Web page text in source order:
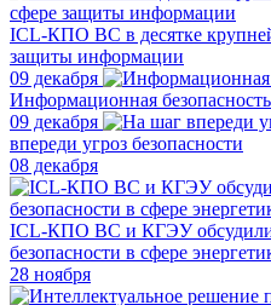
ICL-КПО ВС в десятке
защиты информации
09 декабря
Информационная
09 декабря
впереди угроз безопасности
08 декабря
ICL-КПО ВС и КГЭУ
безопасности в сфере
28 ноября